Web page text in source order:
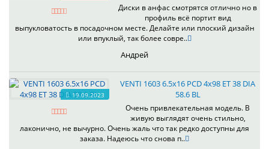
Диски в анфас смотрятся отлично но в
профиль всё портит вид
выпукловатость в посадочном месте. Делайте или плоский дизайн
или впуклый, так более совре..
Андрей
19.09.2023
VENTI 1603 6.5x16 PCD 4x98 ET 38 DIA
58.6 BL
Очень привлекательная модель. В
живую выглядят очень стильно,
лаконично, не вычурно. Очень жаль что так редко доступны для
заказа. Надеюсь что снова п..